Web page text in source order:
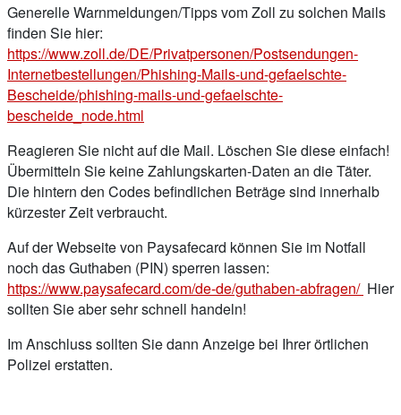
Generelle Warnmeldungen/Tipps vom Zoll zu solchen Mails
finden Sie hier:
https://www.zoll.de/DE/Privatpersonen/Postsendungen-
Internetbestellungen/Phishing-Mails-und-gefaelschte-
Bescheide/phishing-mails-und-gefaelschte-
bescheide_node.html
Reagieren Sie nicht auf die Mail. Löschen Sie diese einfach!
Übermitteln Sie keine Zahlungskarten-Daten an die Täter.
Die hintern den Codes befindlichen Beträge sind innerhalb
kürzester Zeit verbraucht.
Auf der Webseite von Paysafecard können Sie im Notfall
noch das Guthaben (PIN) sperren lassen:
https://www.paysafecard.com/de-de/guthaben-abfragen/ Hier
sollten Sie aber sehr schnell handeln!
Im Anschluss sollten Sie dann Anzeige bei Ihrer örtlichen
Polizei erstatten.